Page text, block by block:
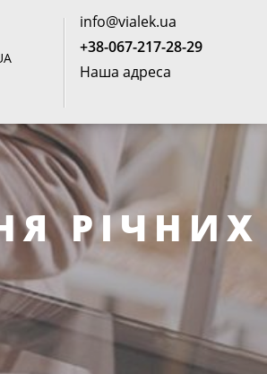
info@vialek.ua
+38-067-217-28-29
Наша адреса
РІЧНИХ